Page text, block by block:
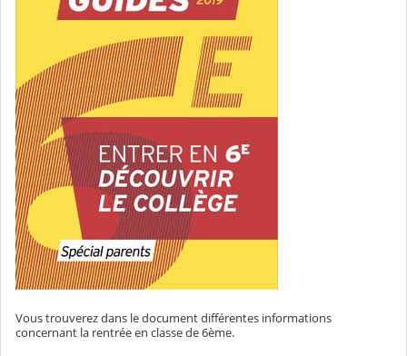
Vous trouverez dans le document différentes informations
concernant la rentrée en classe de 6ème.